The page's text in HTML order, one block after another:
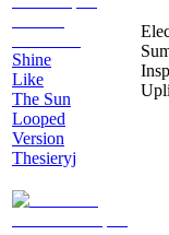
Shine
Like
The Sun
Looped
Version
Thesieryj